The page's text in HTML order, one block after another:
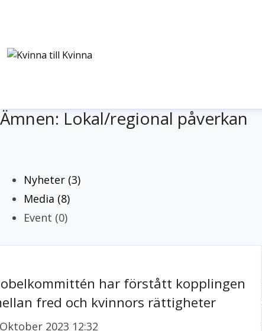
Ämnen: Lokal/regional påverkan
Nyheter (3)
Media (8)
Event (0)
har förstått kopplingen
fred och kvinnors rättigheter
2023 12:32